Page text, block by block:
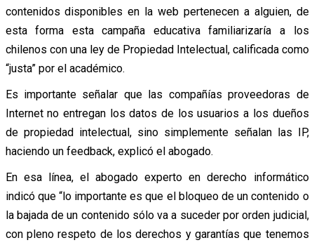
contenidos disponibles en la web pertenecen a alguien, de
esta forma esta campaña educativa familiarizaría a los
chilenos con una ley de Propiedad Intelectual, calificada como
“justa” por el académico.
Es importante señalar que las compañías proveedoras de
Internet no entregan los datos de los usuarios a los dueños
de propiedad intelectual, sino simplemente señalan las IP,
haciendo un feedback, explicó el abogado.
En esa línea, el abogado experto en derecho informático
indicó que “lo importante es que el bloqueo de un contenido o
la bajada de un contenido sólo va a suceder por orden judicial,
con pleno respeto de los derechos y garantías que tenemos